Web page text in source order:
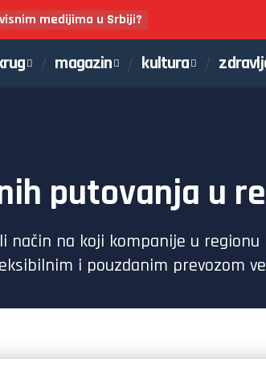
medijima u Srbiji?
magazin kultura
putovanja u
na koji kompanije u
i pouzdanim prevozom